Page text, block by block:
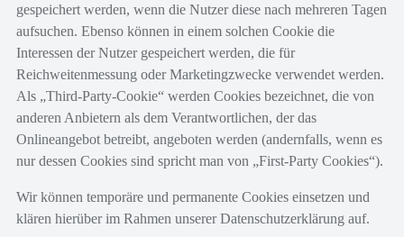
gespeichert werden, wenn die Nutzer diese nach mehreren Tagen
aufsuchen. Ebenso können in einem solchen Cookie die
Interessen der Nutzer gespeichert werden, die für
Reichweitenmessung oder Marketingzwecke verwendet werden.
Als „Third-Party-Cookie“ werden Cookies bezeichnet, die von
anderen Anbietern als dem Verantwortlichen, der das
Onlineangebot betreibt, angeboten werden (andernfalls, wenn es
nur dessen Cookies sind spricht man von „First-Party Cookies“).
Wir können temporäre und permanente Cookies einsetzen und
klären hierüber im Rahmen unserer Datenschutzerklärung auf.